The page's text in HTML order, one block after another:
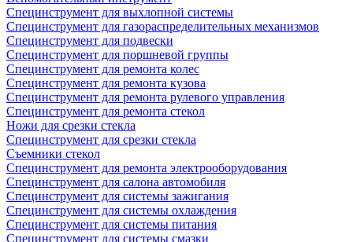
Специнструмент для выхлопной системы
Специнструмент для газораспределительных механизмов
Специнструмент для подвески
Специнструмент для поршневой группы
Специнструмент для ремонта колес
Специнструмент для ремонта кузова
Специнструмент для ремонта рулевого управления
Специнструмент для ремонта стекол
Ножи для срезки стекла
Специнструмент для срезки стекла
Съемники стекол
Специнструмент для ремонта электрооборудования
Специнструмент для салона автомобиля
Специнструмент для системы зажигания
Специнструмент для системы охлаждения
Специнструмент для системы питания
Специнструмент для системы смазки